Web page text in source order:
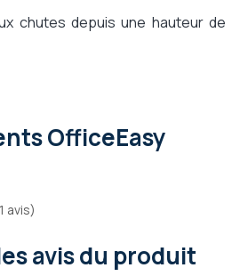
chutes depuis une hauteur de
OfficeEasy
avis)
avis du produit